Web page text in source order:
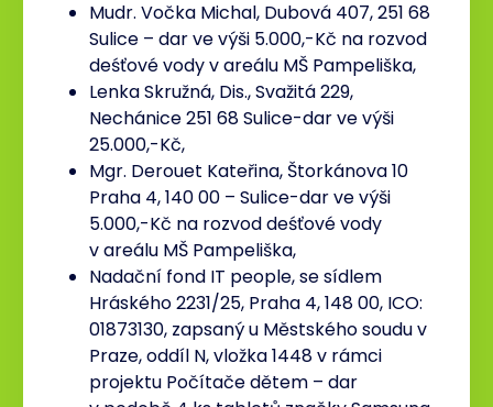
Mudr. Vočka Michal, Dubová 407, 251 68
Sulice – dar ve výši 5.000,-Kč na rozvod
deśťové vody v areálu MŠ Pampeliška,
Lenka Skružná, Dis., Svažitá 229,
Nechánice 251 68 Sulice-dar ve výši
25.000,-Kč,
Mgr. Derouet Kateřina, Štorkánova 10
Praha 4, 140 00 – Sulice-dar ve výši
5.000,-Kč na rozvod deśťové vody
v areálu MŠ Pampeliška,
Nadační fond IT people, se sídlem
Hráského 2231/25, Praha 4, 148 00, ICO:
01873130, zapsaný u Městského soudu v
Praze, oddíl N, vložka 1448 v rámci
projektu Počítače dětem – dar